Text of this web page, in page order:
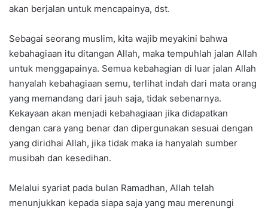
akan berjalan untuk mencapainya, dst.
Sebagai seorang muslim, kita wajib meyakini bahwa
kebahagiaan itu ditangan Allah, maka tempuhlah jalan Allah
untuk menggapainya. Semua kebahagian di luar jalan Allah
hanyalah kebahagiaan semu, terlihat indah dari mata orang
yang memandang dari jauh saja, tidak sebenarnya.
Kekayaan akan menjadi kebahagiaan jika didapatkan
dengan cara yang benar dan dipergunakan sesuai dengan
yang diridhai Allah, jika tidak maka ia hanyalah sumber
musibah dan kesedihan.
Melalui syariat pada bulan Ramadhan, Allah telah
menunjukkan kepada siapa saja yang mau merenungi